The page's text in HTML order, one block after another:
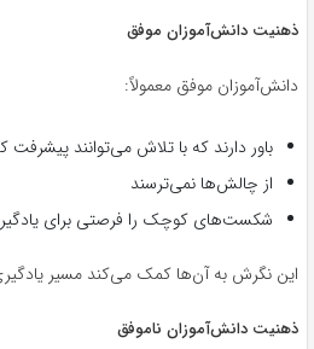
ذهنیت دانش‌آموزان موفق
دانش‌آموزان موفق معمولاً:
باور دارند که با تلاش می‌توانند پیشرفت
از چالش‌ها نمی‌ترسند
شکست‌های کوچک را فرصتی برای
این نگرش به آن‌ها کمک می‌کند مسیر
ذهنیت دانش‌آموزان ناموفق